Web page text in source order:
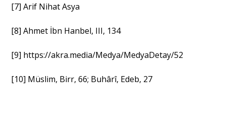
[7] Arif Nihat Asya
[8] Ahmet İbn Hanbel, III, 134
[9] https://akra.media/Medya/MedyaDetay/52
[10] Müslim, Birr, 66; Buhârî, Edeb, 27